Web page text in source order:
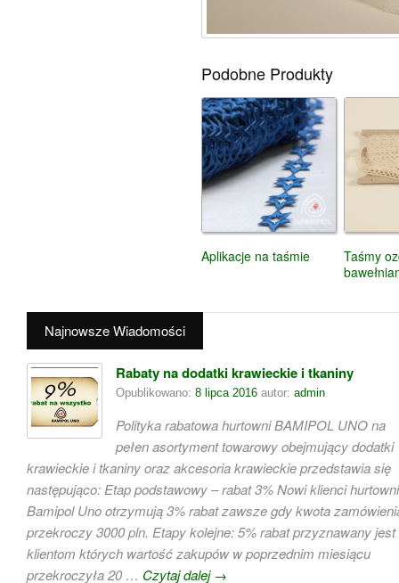
Podobne Produkty
Aplikacje na taśmie
Taśmy
Najnowsze Wiadomości
Rabaty na dodatki krawieckie i tkaniny
Opublikowano: 8 lipca 2016 autor: admin
Polityka rabatowa hurtowni BAMIPOL UNO na
pełen asortyment towarowy obejmujący dodatki
krawieckie i tkaniny oraz akcesoria krawieckie przedstawia się
następująco: Etap podstawowy – rabat 3% Nowi klienci hurtowni
Bamipol Uno otrzymują 3% rabat zawsze gdy kwota
przekroczy 3000 pln. Etapy kolejne: 5% rabat przyznawany jest
klientom których wartość zakupów w poprzednim miesiącu
przekroczyła 20 … Czytaj dalej →